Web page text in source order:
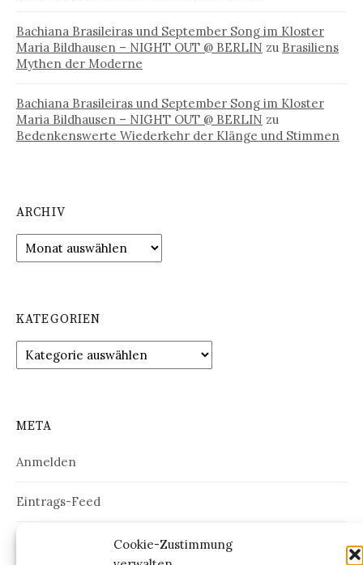
Cookie-Zustimmung
Bachiana Brasileiras und September Song im Kloster
Maria Bildhausen – NIGHT OUT @ BERLIN zu Brasiliens
Mythen der Moderne
Bachiana Brasileiras und September Song im Kloster
Maria Bildhausen – NIGHT OUT @ BERLIN zu
Bedenkenswerte Wiederkehr der Klänge und Stimmen
ARCHIV
Archiv
KATEGORIEN
Kategorien
META
Anmelden
Eintrags-Feed
Kommentar-Feed